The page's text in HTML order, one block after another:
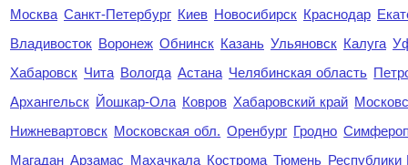
Москва Санкт-Петербург Киев Новосибирск Краснодар
Владивосток Воронеж Обнинск Казань Ульяновск Калуга
Хабаровск Чита Вологда Астана Челябинская область
Архангельск Йошкар-Ола Ковров Хабаровский край
Нижневартовск Московская обл. Оренбург Гродно
Магадан Арзамас Махачкала Кострома Тюмень Республики